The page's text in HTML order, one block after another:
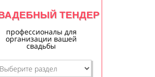
ТЕНДЕР
профессионалы для
организации вашей
свадьбы